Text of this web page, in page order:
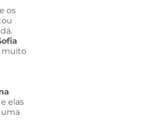
os
muito
elas